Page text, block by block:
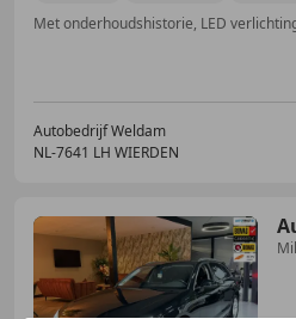
Autobedrijf Weldam
NL-7641 LH WIERDEN